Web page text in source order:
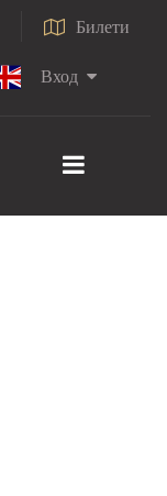
Билети
Вход